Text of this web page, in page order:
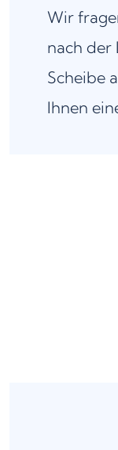
Wir
nach
Scheibe
Ihnen